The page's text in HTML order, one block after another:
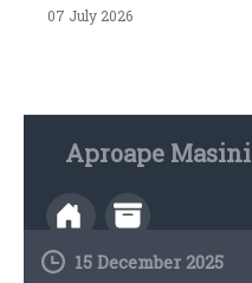
07 July 2026
Aproape Masini
15 December 2025